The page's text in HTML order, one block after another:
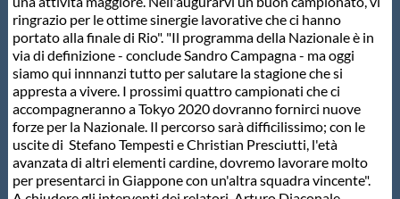
Mappa del sito
ringrazio per le ottime sinergie lavorative che ci hanno
portato alla finale di Rio". "Il programma della Nazionale è in
via di definizione - conclude Sandro Campagna - ma oggi
siamo qui innnanzi tutto per salutare la stagione che si
appresta a vivere. I prossimi quattro campionati che ci
accompagneranno a Tokyo 2020 dovranno fornirci nuove
forze per la Nazionale. Il percorso sarà difficilissimo; con le
uscite di Stefano Tempesti e Christian Presciutti, l'età
avanzata di altri elementi cardine, dovremo lavorare molto
per presentarci in Giappone con un'altra squadra vincente".